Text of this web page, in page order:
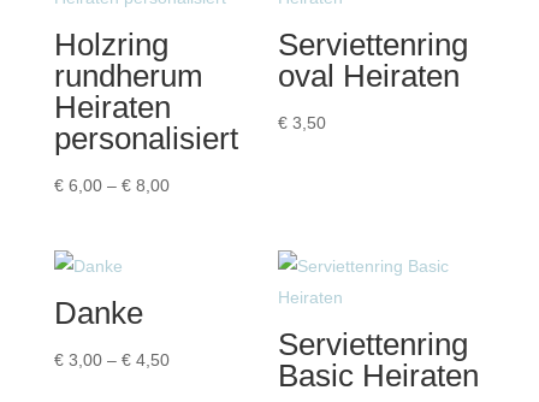
Holzring
rundherum
Heiraten
personalisiert
€6,00 – €8,00Preisspanne:
Serviettenring
oval Heiraten
€ 3,50
Danke
€3,00 – €4,50Preisspanne:
Serviettenring
Basic Heiraten